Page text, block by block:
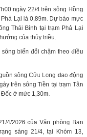
ngày 22/4 trên sông Hồng
Lại là 0,89m. Dự báo mực
Thái Bình tại trạm Phả Lại
của thủy triều.
biến đổi chậm theo điều
sông Cửu Long dao động
trên sông Tiền tại trạm Tân
ở mức 1,30m.
4/2026 của Văn phòng Ban
sáng 21/4, tại Khóm 13,